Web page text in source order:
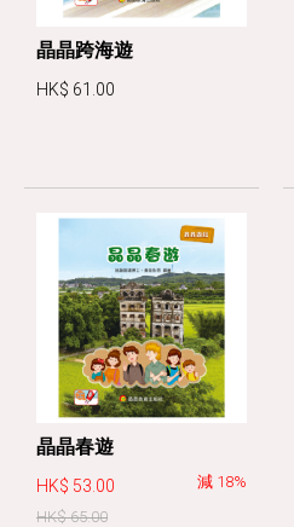
晶晶跨海遊
HK$ 61.00
晶晶春遊
HK$ 53.00
HK$ 65.00
減 18%